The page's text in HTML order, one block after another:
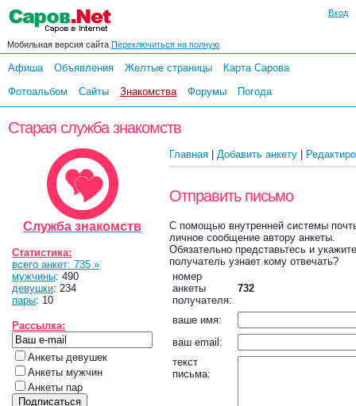
Вход
Мобильная версия сайта Переключиться на полную
Афиша Объявления Желтые страницы
Карта Сарова
Фотоальбом
Сайты Знакомства Форумы Погода
Старая служба знакомств
Служба знакомств
Статистика:
всего анкет: 735 »
мужчины: 490
девушки: 234
пары: 10
Рассылка:
Анкеты девушек
Анкеты мужчин
Анкеты пар
Главная Добавить анкету
Отправить письмо
С помощью внутренней системы
личное сообщение автору анкеты.
Обязательно представьтесь и
получатель узнает кому отвечать?
номер
анкеты
получателя:
732
ваше имя:
ваш email:
текст
письма: